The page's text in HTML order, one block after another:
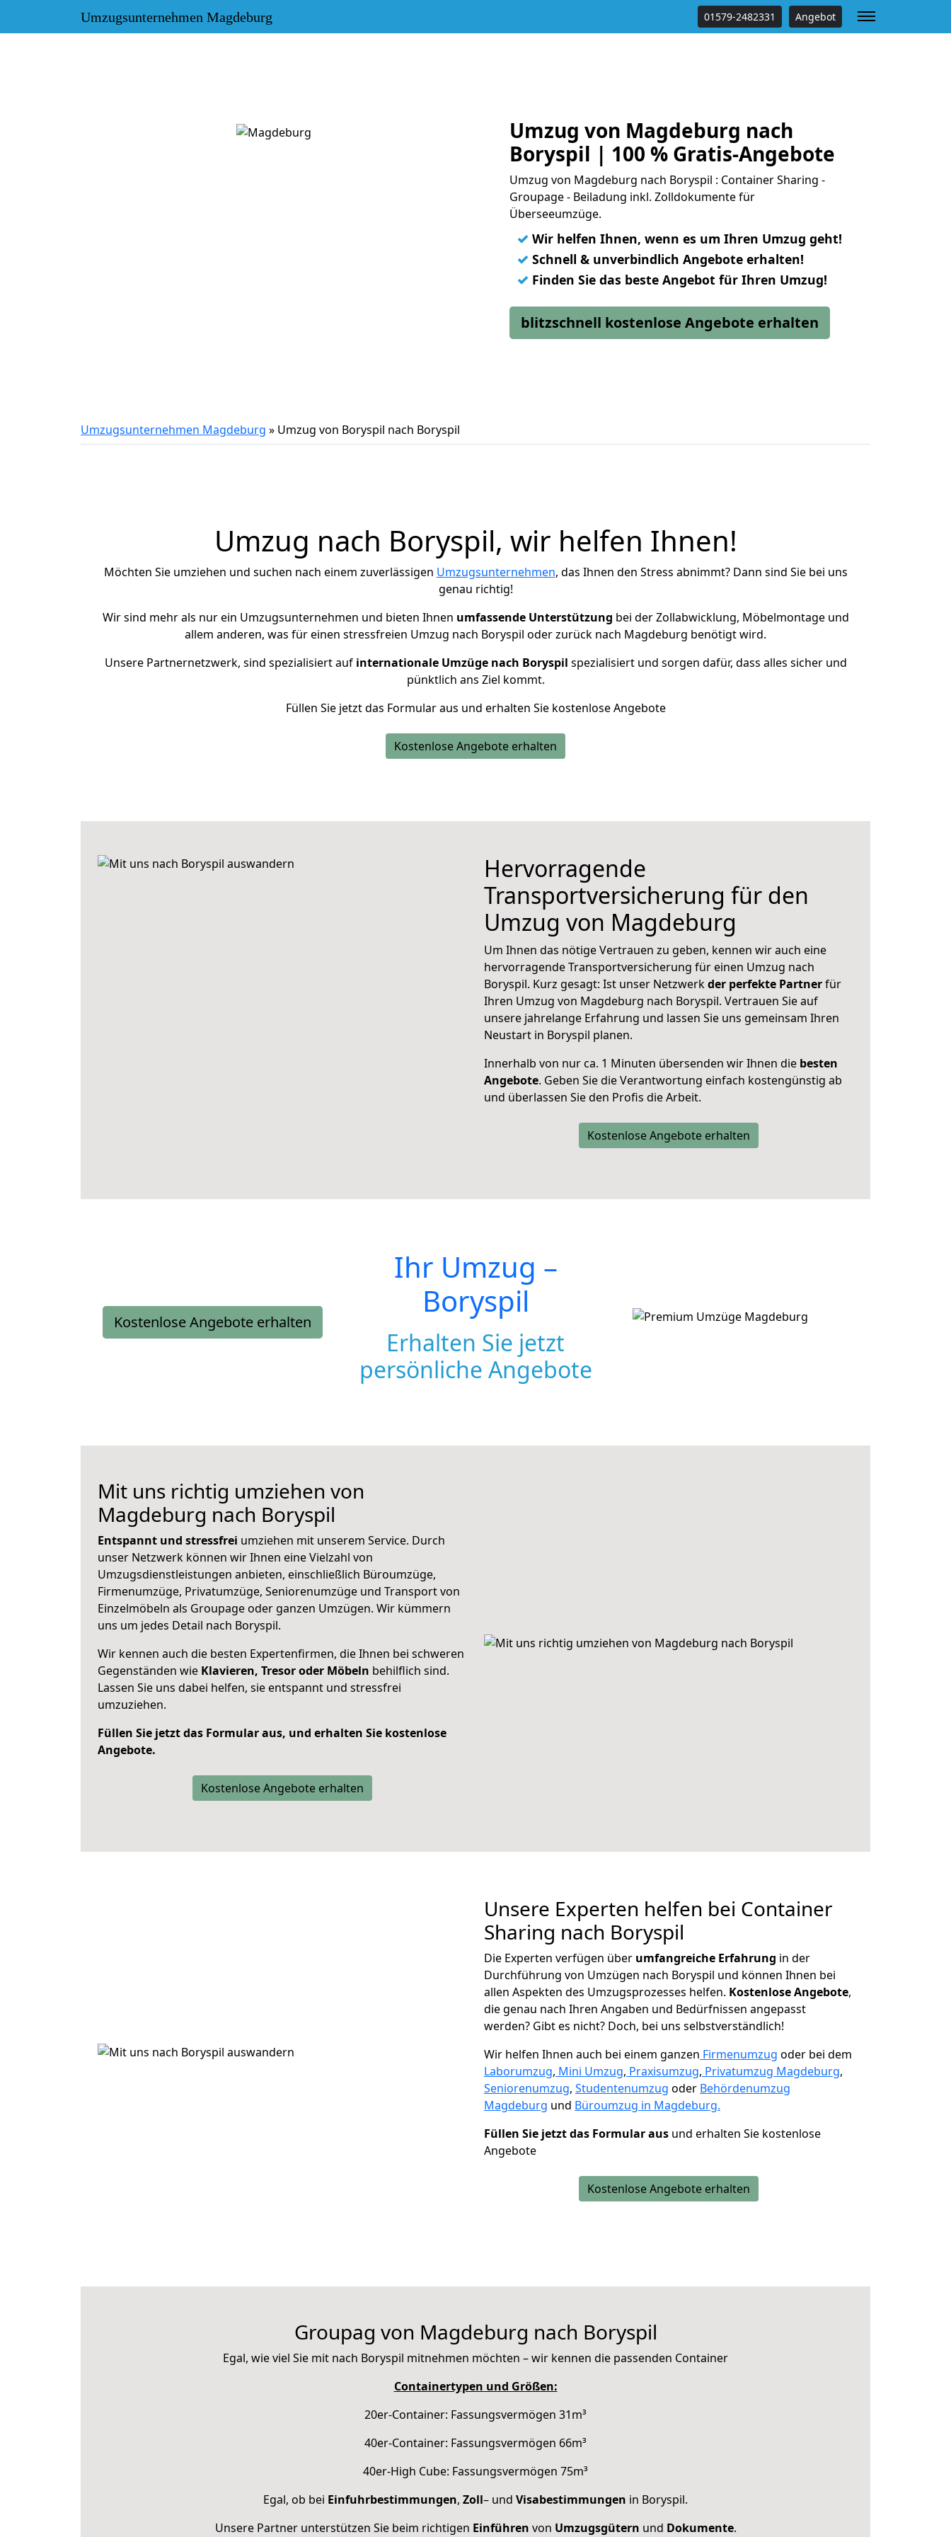
Umzugsunternehmen Magdeburg 01579-2482331 Angebot
Umzug von Magdeburg nach
Boryspil | 100 % Gratis-Angebote
Umzug von Magdeburg nach Boryspil : Container Sharing -
Groupage - Beiladung inkl. Zolldokumente für
Überseeumzüge.
✓ Wir helfen Ihnen, wenn es um Ihren Umzug geht!
✓ Schnell & unverbindlich Angebote erhalten!
✓ Finden Sie das beste Angebot für Ihren Umzug!
blitzschnell kostenlose Angebote erhalten
Umzugsunternehmen Magdeburg » Umzug von Boryspil nach Boryspil
Umzug nach Boryspil, wir helfen Ihnen!
Möchten Sie umziehen und suchen nach einem zuverlässigen Umzugsunternehmen, das Ihnen den Stress abnimmt? Dann sind Sie bei uns
genau richtig!
Wir sind mehr als nur ein Umzugsunternehmen und bieten Ihnen umfassende Unterstützung bei der Zollabwicklung, Möbelmontage und
allem anderen, was für einen stressfreien Umzug nach Boryspil oder zurück nach Magdeburg benötigt wird.
Unsere Partnernetzwerk, sind spezialisiert auf internationale Umzüge nach Boryspil spezialisiert und sorgen dafür, dass alles sicher und
pünktlich ans Ziel kommt.
Füllen Sie jetzt das Formular aus und erhalten Sie kostenlose Angebote
Kostenlose Angebote erhalten
Hervorragende
Transportversicherung für den
Umzug von Magdeburg
Um Ihnen das nötige Vertrauen zu geben, kennen wir auch eine
hervorragende Transportversicherung für einen Umzug nach
Boryspil. Kurz gesagt: Ist unser Netzwerkder perfekte Partnerfür
Ihren Umzug von Magdeburg nach Boryspil. Vertrauen Sie auf
unsere jahrelange Erfahrung und lassen Sie uns gemeinsam Ihren
Neustart in Boryspil planen.
Innerhalb von nur ca. 1 Minuten übersenden wir Ihnen die besten
Angebote. Geben Sie die Verantwortung einfach kostengünstig ab
und überlassen Sie den Profis die Arbeit.
Kostenlose Angebote erhalten
Kostenlose Angebote erhalten
Ihr Umzug –
Boryspil
Erhalten Sie jetzt
persönliche Angebote
Mit uns richtig umziehen von
Magdeburg nach Boryspil
Entspannt und stressfrei umziehen mit unserem Service. Durch
unser Netzwerk können wir Ihnen eine Vielzahl von
Umzugsdienstleistungen anbieten, einschließlich Büroumzüge,
Firmenumzüge, Privatumzüge, Seniorenumzüge und Transport von
Einzelmöbeln als Groupage oder ganzen Umzügen. Wir kümmern
uns um jedes Detail nach Boryspil.
Wir kennen auch die besten Expertenfirmen, die Ihnen bei schweren
Gegenständen wie Klavieren, Tresor oder Möbeln behilflich sind.
Lassen Sie uns dabei helfen, sie entspannt und stressfrei
umzuziehen.
Füllen Sie jetzt das Formular aus, und erhalten Sie kostenlose
Angebote.
Kostenlose Angebote erhalten
Unsere Experten helfen bei Container
Sharing nach Boryspil
Die Experten verfügen über umfangreiche Erfahrung in der
Durchführung von Umzügen nach Boryspil und können Ihnen bei
allen Aspekten des Umzugsprozesses helfen. Kostenlose Angebote,
die genau nach Ihren Angaben und Bedürfnissen angepasst
werden? Gibt es nicht? Doch, bei uns selbstverständlich!
Wir helfen Ihnen auch bei einem ganzen Firmenumzug oder bei dem
Laborumzug, Mini Umzug, Praxisumzug, Privatumzug Magdeburg,
Seniorenumzug, Studentenumzug oder Behördenumzug
Magdeburg und Büroumzug in Magdeburg.
Füllen Sie jetzt das Formular aus und erhalten Sie kostenlose
Angebote
Kostenlose Angebote erhalten
Groupag von Magdeburg nach Boryspil
Egal, wie viel Sie mit nach Boryspil mitnehmen möchten – wir kennen die passenden Container
Containertypen und Größen:
20er-Container: Fassungsvermögen 31m³
40er-Container: Fassungsvermögen 66m³
40er-High Cube: Fassungsvermögen 75m³
Egal, ob bei Einfuhrbestimmungen, Zoll– und Visabestimmungen in Boryspil.
Unsere Partner unterstützen Sie beim richtigen Einführen von Umzugsgütern und Dokumente.